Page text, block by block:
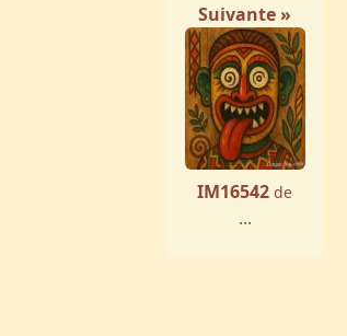
Suivante »
IM16542 de
...